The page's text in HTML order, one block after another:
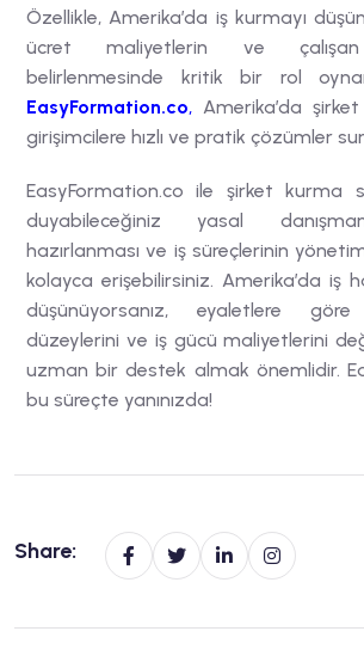
Özellikle, Amerika’da iş kurmayı
ücret maliyetlerin ve çalışan
belirlenmesinde kritik bir rol
EasyFormation.co, Amerika’da
girişimcilere hızlı ve pratik çözümler
EasyFormation.co ile şirket kurma
duyabileceğiniz yasal
hazırlanması ve iş süreçlerinin
kolayca erişebilirsiniz. Amerika’da iş
düşünüyorsanız, eyaletlere
düzeylerini ve iş gücü maliyetlerini
uzman bir destek almak önemlidir.
bu süreçte yanınızda!
Share: